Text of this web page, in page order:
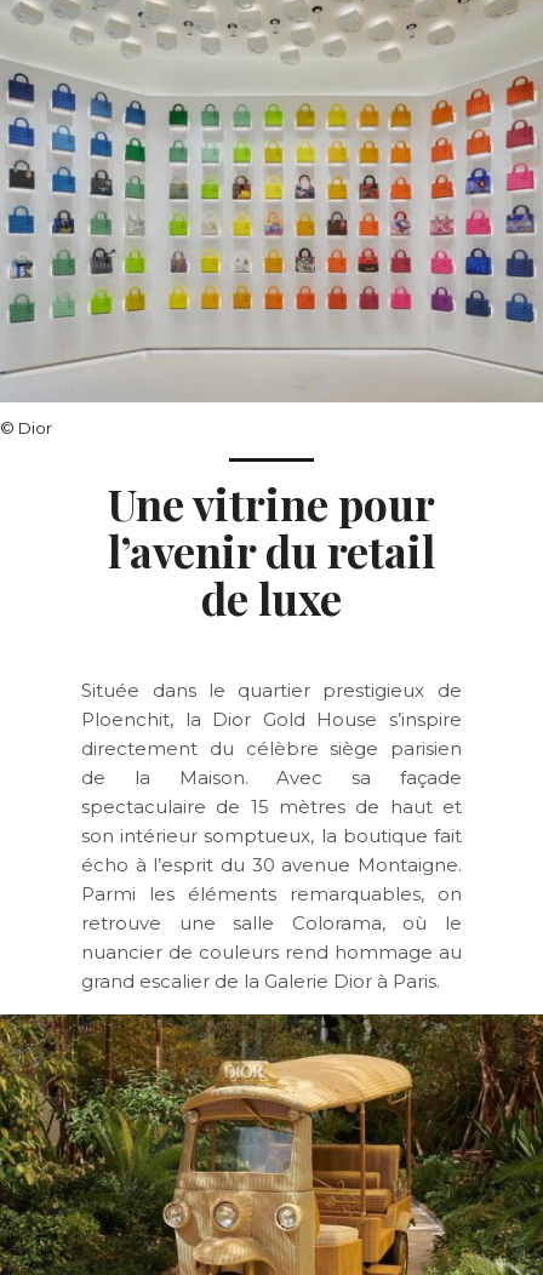
© Dior
Une vitrine pour
l’avenir du retail
de luxe
Située dans le quartier prestigieux de
Ploenchit, la Dior Gold House s’inspire
directement du célèbre siège parisien
de la Maison. Avec sa façade
spectaculaire de 15 mètres de haut et
son intérieur somptueux, la boutique fait
écho à l’esprit du 30 avenue Montaigne.
Parmi les éléments remarquables, on
retrouve une salle Colorama, où le
nuancier de couleurs rend hommage au
grand escalier de la Galerie Dior à Paris.